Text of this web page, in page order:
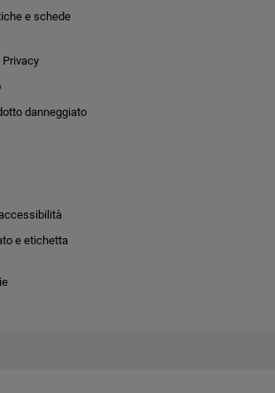
e schede
danneggiato
e etichetta